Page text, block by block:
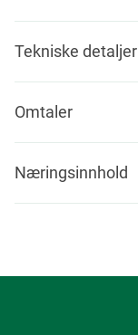
Tekniske detaljer
Omtaler
Næringsinnhold